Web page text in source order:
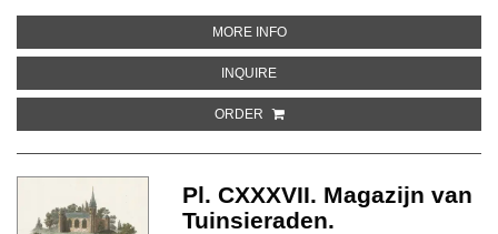
MORE INFOABOUT PL. LXXXII MAGAZIJN
INQUIREABOUT PL. LXXXII MAGAZIJN VAN
ORDER
Pl. CXXXVII. Magazijn van
Tuinsieraden.